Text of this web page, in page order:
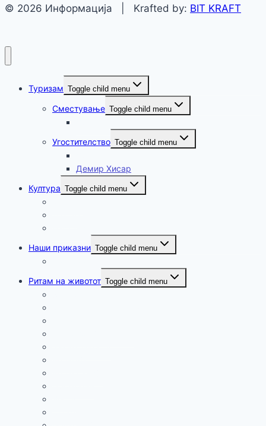
© 2026 Информација | Krafted by: BIT KRAFT
Туризам Toggle child menu
Сместување Toggle child menu
Угостителство Toggle child menu
Демир Хисар
Култура Toggle child menu
Наши приказни Toggle child menu
Ритам на животот Toggle child menu